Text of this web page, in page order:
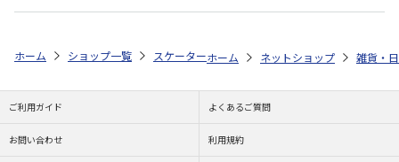
ホーム ショップ一覧 スケーター キッチン耐熱ボード S SNOOPY
ホーム ネットショップ 雑貨・
ご利用ガイド よくあるご質問
お問い合わせ 利用規約